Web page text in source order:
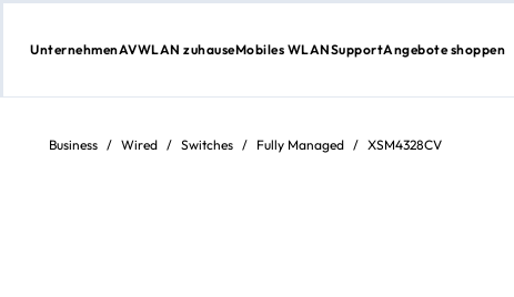
Zum
springen
UnternehmenAVWLAN zuhauseMobiles WLANSupportAngebote shoppen
Business / Wired / Switches / Fully Managed / XSM4328CV